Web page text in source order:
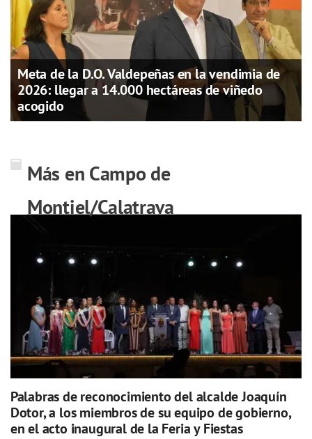
Meta de la D.O. Valdepeñas en la vendimia de
2026: llegar a 14.000 hectáreas de viñedo
acogido
Más en Campo de
Montiel/Calatrava
Palabras de reconocimiento del alcalde Joaquín
Dotor, a los miembros de su equipo de gobierno,
en el acto inaugural de la Feria y Fiestas